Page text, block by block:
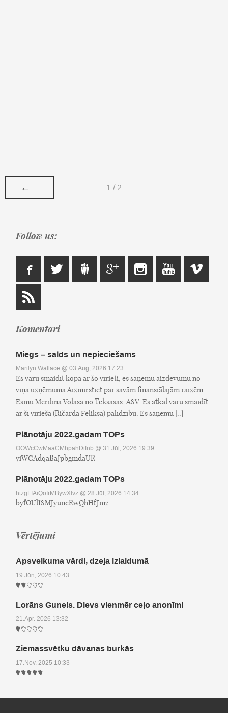
← 1 / 2
Follow us:
Komentāri
Miegs – salds un nepieciešams
Marilyn Wallace @ 03.Aug, 2026 17:23
Es varu smaidīt kopā ar šo vīrieti, es saņēmu aizdevumu no
viņa uzņēmuma Aizmirstiet par savām finansiālajām raizēm
Esmu Merilina Volasa no Teksasas, ASV. Es atkal varu smaidīt
ar šī vīrieša (Ričarda Fēliksa) palīdzību. Es saņēmu [..]
Plānotāju 2022.gadam TOPs
OOWcCwMaaCMhpahDifnb @ 31.Jūl, 2026 19:39
yiWCAdqaBaJpbgmdaUR
Plānotāju 2022.gadam TOPs
htzgFIAiQoIrMBywXlvz @ 28.Jūl, 2026 14:34
byfOUlISMJyuncRwQhHfJmz
Vērtējumi
Apsveikuma vārdi, dzeja izlaidumā
19.Jūn, 2026 10:43
Lorāns Gunels. Dievs vienmēr ceļo anonīmi
21.Apr, 2026 13:32
Ziemassvētku dāvanas burkās
17.Nov, 2025 10:33